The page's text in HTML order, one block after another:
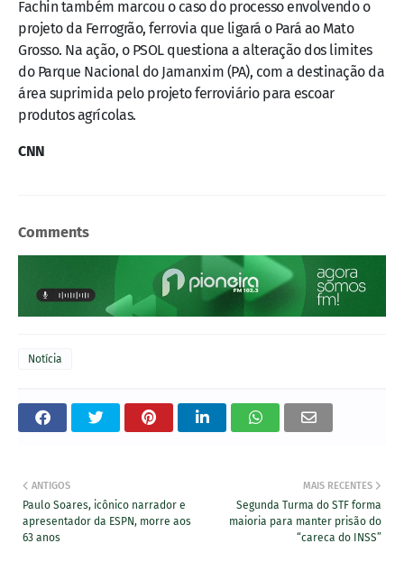
Fachin também marcou o caso do processo envolvendo o
projeto da Ferrogrão, ferrovia que ligará o Pará ao Mato
Grosso. Na ação, o PSOL questiona a alteração dos limites
do Parque Nacional do Jamanxim (PA), com a destinação da
área suprimida pelo projeto ferroviário para escoar
produtos agrícolas.
CNN
Comments
Notícia
MAIS RECENTES
Segunda Turma do STF forma
maioria para manter prisão do
“careca do INSS”
ANTIGOS
Paulo Soares, icônico narrador e
apresentador da ESPN, morre aos
63 anos